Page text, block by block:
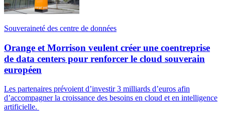
Souveraineté des centre de données
Orange et Morrison veulent créer une coentreprise
de data centers pour renforcer le cloud souverain
européen
Les partenaires prévoient d’investir 3 milliards d’euros afin
d’accompagner la croissance des besoins en cloud et en intelligence
artificielle.